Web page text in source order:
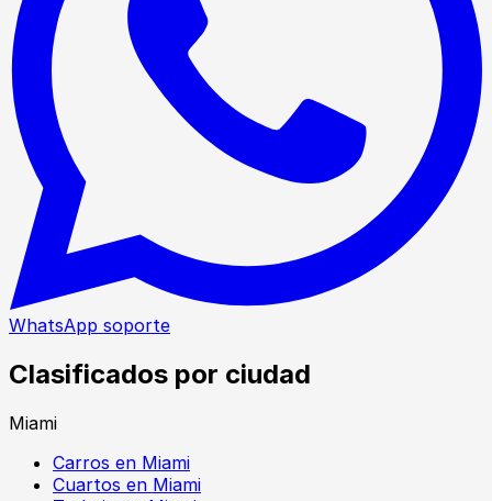
WhatsApp soporte
Clasificados por ciudad
Miami
Carros en Miami
Cuartos en Miami